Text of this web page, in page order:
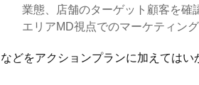
業態、店舗のターゲット顧客を確
エリアMD視点でのマーケティング
などをアクションプランに加えてはい